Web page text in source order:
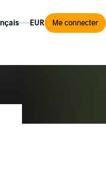
Me connecter